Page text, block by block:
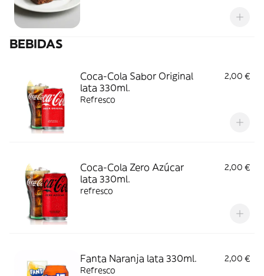
BEBIDAS
Coca-Cola Sabor Original
lata 330ml.
2,00 €
Refresco
Coca-Cola Zero Azúcar
lata 330ml.
2,00 €
refresco
Fanta Naranja lata 330ml.
2,00 €
Refresco